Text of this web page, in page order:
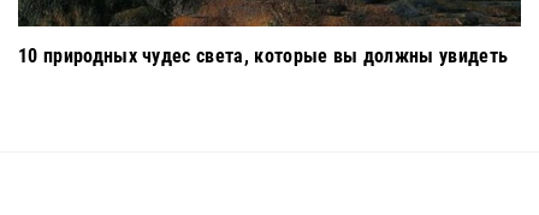
10 природных чудес света, которые вы должны увидеть